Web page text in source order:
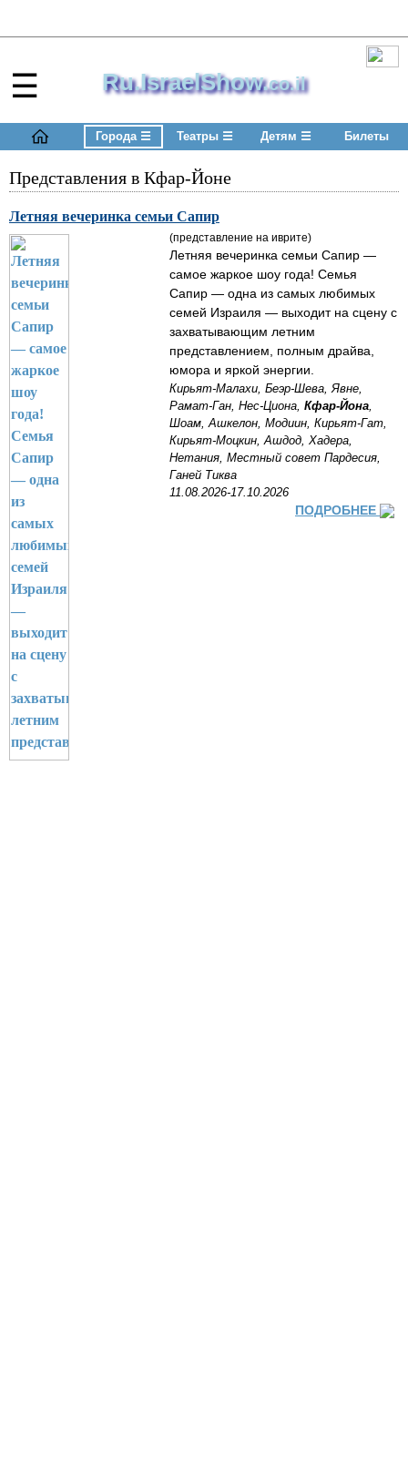
☰ Ru.IsraelShow.co.il
Города ☰ Театры ☰ Детям ☰ Билеты
Представления в Кфар-Йоне
Летняя вечеринка семьи Сапир
(представление на иврите)
Летняя вечеринка семьи Сапир —
самое жаркое шоу года! Семья
Сапир — одна из самых любимых
семей Израиля — выходит на сцену с
захватывающим летним
представлением, полным драйва,
юмора и яркой энергии.
Кирьят-Малахи, Беэр-Шева, Явне,
Рамат-Ган, Нес-Циона,Кфар-Йона,
Шоам, Ашкелон, Модиин, Кирьят-Гат,
Кирьят-Моцкин, Ашдод, Хадера,
Нетания, Местный совет Пардесия,
Ганей Тиква
11.08.2026-17.10.2026
ПОДРОБНЕЕ